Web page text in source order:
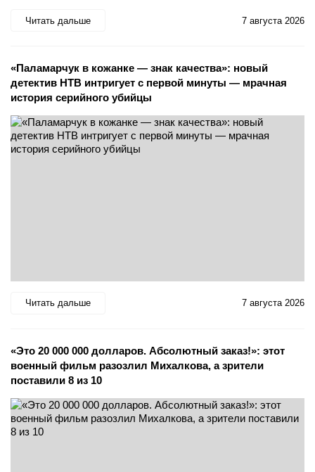
Читать дальше 7 августа 2026
«Паламарчук в кожанке — знак качества»: новый
детектив НТВ интригует с первой минуты — мрачная
история серийного убийцы
Читать дальше 7 августа 2026
«Это 20 000 000 долларов. Абсолютный заказ!»: этот
военный фильм разозлил Михалкова, а зрители
поставили 8 из 10